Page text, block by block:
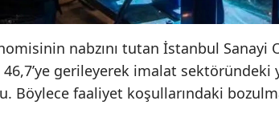
nabzını tutan İstanbul Sanayi
46,7’ye gerileyerek imalat
Böylece faaliyet koşullarındaki